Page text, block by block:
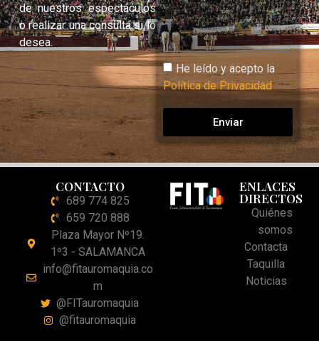
de nuestros espectáculos
o realizar una consulta si lo
desea.
He leído y acepto la
Política de Privacidad
Enviar
CONTACTO
689 774 825
659 720 888
Plaza Mayor Nº19.
1º3 - SALAMANCA
info@fitauromaquia.co
m
@FITauromaquia
@fitauromaquia
ENLACES
DIRECTOS
Quiénes
somos
Contacta
Taquilla
Noticias